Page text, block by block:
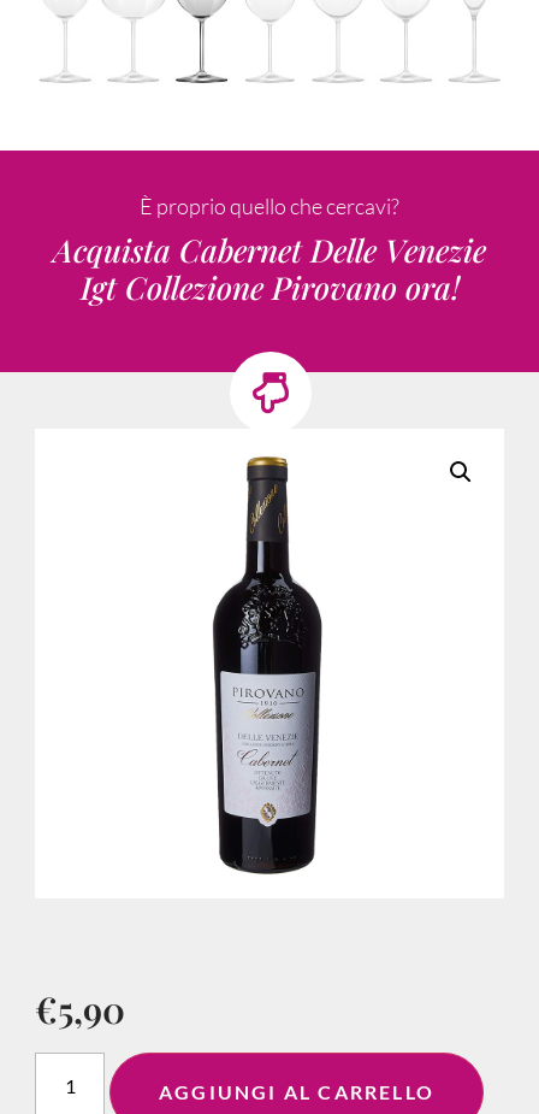
È proprio quello che cercavi?
Acquista Cabernet Delle Venezie
Igt Collezione Pirovano ora!
€5,90
AGGIUNGI AL CARRELLO